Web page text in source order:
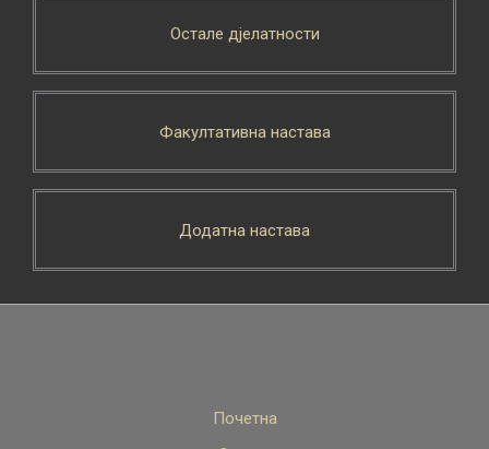
Остале дјелатности
Факултативна настава
Додатна настава
Почетна